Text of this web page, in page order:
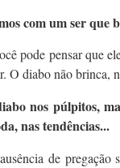
com um ser que
pode pensar que
O diabo não brinca,
nos púlpitos,
nas tendências...
de